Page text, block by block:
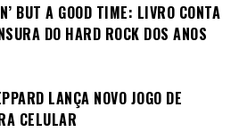
BUT A GOOD TIME: LIVRO CONTA
DO HARD ROCK DOS ANOS
LANÇA NOVO JOGO DE
CELULAR